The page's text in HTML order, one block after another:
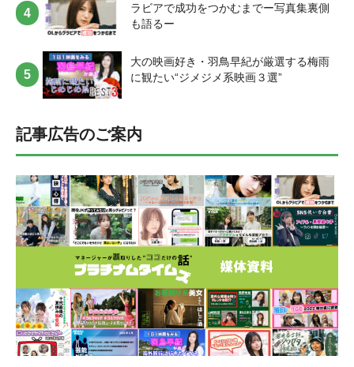
ラビアで成功をつかむまでー写真集裏側
も語るー
大の映画好き・羽鳥早紀が厳選する梅雨
に観たい“ジメジメ系映画３選”
記事広告のご案内